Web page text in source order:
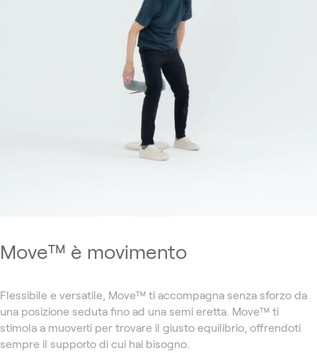
Move™ è movimento
Flessibile e versatile, Move™ ti accompagna senza sforzo da
una posizione seduta fino ad una semi eretta. Move™ ti
stimola a muoverti per trovare il giusto equilibrio, offrendoti
sempre il supporto di cui hai bisogno.